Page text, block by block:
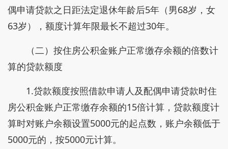
偶申请贷款之日距法定退休年龄后5年（男68岁，女
63岁），额度计算年限最长不超过30年。
（二）按住房公积金账户正常缴存余额的倍数计
算的贷款额度
1.贷款额度按照借款申请人及配偶申请贷款时住
房公积金账户正常缴存余额的15倍计算，贷款额度计
算时对账户余额设置5000元的起点数，账户余额低于
5000元的，按5000元计算。